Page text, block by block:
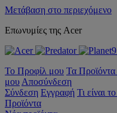
Μετάβαση στο περιεχόμενο
Επωνυμίες της Acer
Το Προφίλ μου Τα
μου Αποσύνδεση
Σύνδεση Εγγραφή Τι είναι
Προϊόντα